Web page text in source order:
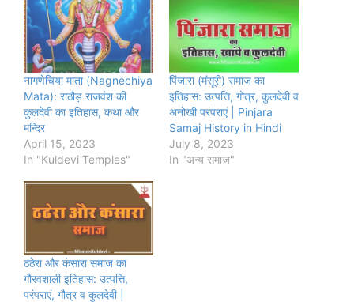
नागणेचिया माता (Nagnechiya
Mata): राठौड़ राजवंश की
कुलदेवी का इतिहास, कथा और
मन्दिर
April 15, 2023
In "Kuldevi Temples"
पिंजारा (मंसूरी) समाज का
इतिहास: उत्पत्ति, गोत्र, कुलदेवी व
अनोखी परंपराएं | Pinjara
Samaj History in Hindi
July 8, 2023
In "अन्य समाज"
ठठेरा और कंसारा समाज का
गौरवशाली इतिहास: उत्पत्ति,
परंपराएं, गौत्र व कुलदेवी |